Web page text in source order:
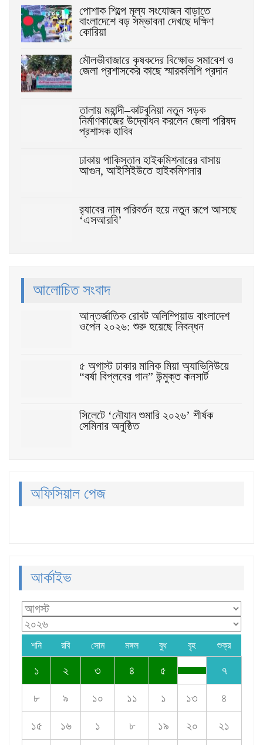
পোশাক শিল্পে মূল্য সংযোজন বাড়াতে
বাংলাদেশে বড় সম্ভাবনা দেখছে দক্ষিণ
কোরিয়া
মৌলভীবাজারে কৃষকদের বিক্ষোভ সমাবেশ ও
জেলা প্রশাসকের কাছে স্মারকলিপি প্রদান
তালায় মহান্দী–কাটবুনিয়া নতুন সড়ক
নির্মাণকাজের উদ্বোধন করলেন জেলা পরিষদ
প্রশাসক হাবিব
ঢাকায় পাকিস্তান হাইকমিশনারের বাসায়
আগুন, আইসিইউতে হাইকমিশনার
র‌্যাবের নাম পরিবর্তন হয়ে নতুন রূপে আসছে
‘এসআরবি’
আলোচিত সংবাদ
আন্তর্জাতিক রোবট অলিম্পিয়াড বাংলাদেশ
ওপেন ২০২৬: শুরু হয়েছে নিবন্ধন
৫ অগাস্ট ঢাকার মানিক মিয়া অ্যাভিনিউয়ে
“বর্ষা বিপ্লবের গান” উন্মুক্ত কনসার্ট
সিলেটে ‘নৌযান শুমারি ২০২৬’ শীর্ষক
সেমিনার অনুষ্ঠিত
অফিসিয়াল পেজ
আর্কাইভ
শনি রবি সোম মঙ্গল বুধ বৃহ শুক্র
১ ২ ৩ ৪ ৫ ৭
৮ ৯ ১০ ১১ ১ ১৩ ৪
১৫ ১৬ ১ ৮ ১৯ ২০ ২১